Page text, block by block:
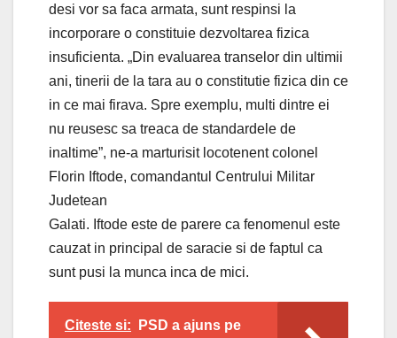
desi vor sa faca armata, sunt respinsi la
incorporare o constituie dezvoltarea fizica
insuficienta. „Din evaluarea transelor din ultimii
ani, tinerii de la tara au o constitutie fizica din ce
in ce mai firava. Spre exemplu, multi dintre ei
nu reusesc sa treaca de standardele de
inaltime”, ne-a marturisit locotenent colonel
Florin Iftode, comandantul Centrului Militar
Judetean
Galati. Iftode este de parere ca fenomenul este
cauzat in principal de saracie si de faptul ca
sunt pusi la munca inca de mici.
Citeste si:
PSD a ajuns pe